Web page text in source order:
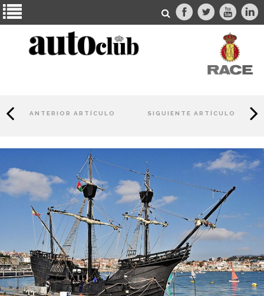
ANTERIOR ARTÍCULO SIGUIENTE ARTÍCULO